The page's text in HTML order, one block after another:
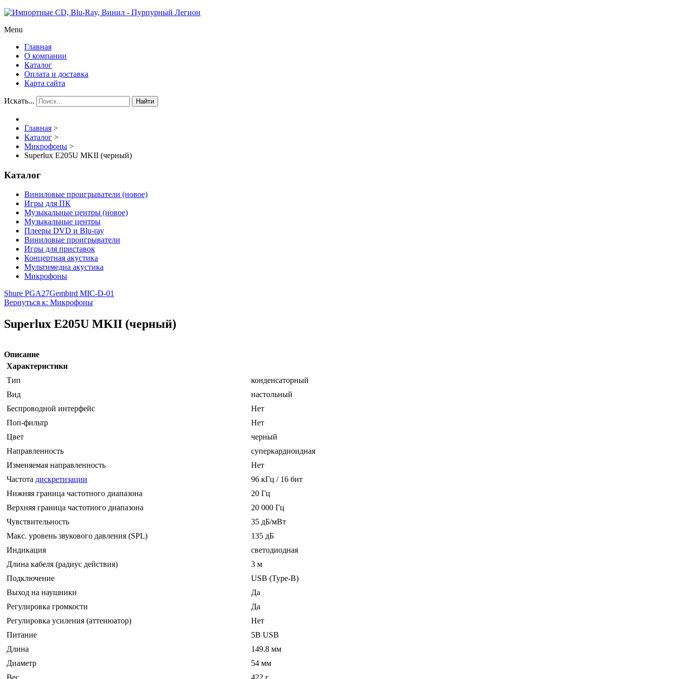
Menu
Главная
О компании
Каталог
Оплата и доставка
Карта сайта
Искать... Найти
Главная >
Каталог >
Микрофоны >
Superlux E205U MKII (черный)
Каталог
Виниловые проигрыватели (новое)
Игры для ПК
Музыкальные центры (новое)
Музыкальные центры
Плееры DVD и Blu-ray
Виниловые проигрыватели
Игры для приставок
Концертная акустика
Мультимедиа акустика
Микрофоны
Shure PGA27Gembird MIC-D-01
Вернуться к: Микрофоны
Superlux E205U MKII (черный)
Описание
Характеристики
Тип
конденсаторный
Вид
настольный
Беспроводной интерфейс
Нет
Поп-фильтр
Нет
Цвет
черный
Направленность
суперкардиоидная
Изменяемая направленность
Нет
Частота дискретизации
96 кГц / 16 бит
Нижняя граница частотного диапазона
20 Гц
Верхняя граница частотного диапазона
20 000 Гц
Чувствительность
35 дБ/мВт
Макс. уровень звукового давления (SPL)
135 дБ
Индикация
светодиодная
Длина кабеля (радиус действия)
3 м
Подключение
USB (Type-B)
Выход на наушники
Да
Регулировка громкости
Да
Регулировка усиления (аттенюатор)
Нет
Питание
5B USB
Длина
149.8 мм
Диаметр
54 мм